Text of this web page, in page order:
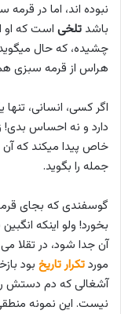
نبوده اند، اما در
باشد تلخی است که او
چشیده، که حال
هراس از قرمه سبزی هم
اگر کسی، انسانی،
دارد و نه احساس
خاص پیدا میکند که
جمله را بگوید.
گوسفندی که بجای
بخورد! ولو اینکه
آن جدا شود، در تقلا
موردتکرار تاریخ بود
آشغالی که دم دستش
نیست. این نمونه